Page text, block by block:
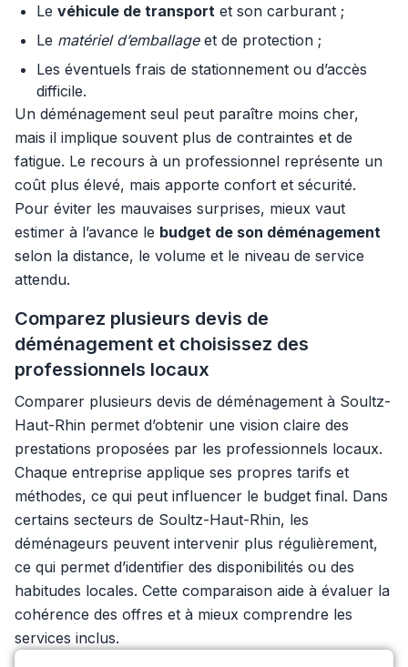
Le véhicule de transport et son carburant ;
Le matériel d’emballageet de protection ;
Les éventuels frais de stationnement ou d’accès
difficile.
Un déménagement seul peut paraître moins cher,
mais il implique souvent plus de contraintes et de
fatigue. Le recours à un professionnel représente un
coût plus élevé, mais apporte confort et sécurité.
Pour éviter les mauvaises surprises, mieux vaut
estimer à l’avance le budget de son déménagement
selon la distance, le volume et le niveau de service
attendu.
Comparez plusieurs devis de
déménagement et choisissez des
professionnels locaux
Comparer plusieurs devis de déménagement à Soultz-
Haut-Rhin permet d’obtenir une vision claire des
prestations proposées par les professionnels locaux.
Chaque entreprise applique ses propres tarifs et
méthodes, ce qui peut influencer le budget final. Dans
certains secteurs de Soultz-Haut-Rhin, les
déménageurs peuvent intervenir plus régulièrement,
ce qui permet d’identifier des disponibilités ou des
habitudes locales. Cette comparaison aide à évaluer la
cohérence des offres et à mieux comprendre les
services inclus.